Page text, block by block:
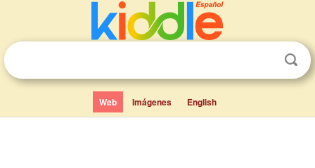
Web Imágenes English